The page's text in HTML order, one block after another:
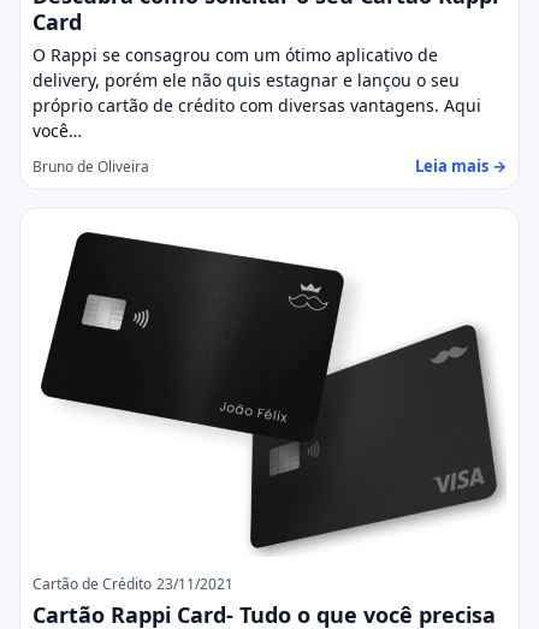
Card
O Rappi se consagrou com um ótimo aplicativo de
delivery, porém ele não quis estagnar e lançou o seu
próprio cartão de crédito com diversas vantagens. Aqui
você…
Bruno de Oliveira Leia mais →
Cartão de Crédito 23/11/2021
Cartão Rappi Card- Tudo o que você precisa